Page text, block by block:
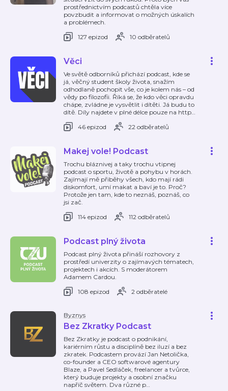
prostřednictvím podcastů chtěla více
povzbudit a informovat o možných úskalích
a problémech.
127 epizod
10 odběratelů
Věci
Ve světě odborníků přichází podcast, kde se
já, věčný student školy života, snažím
odhodlaně pochopit vše, co je kolem nás – od
vědy po filozofii. Říká se, že kdo věci opravdu
chápe, zvládne je vysvětlit i dítěti. Já budu to
dítě. Díly najdete v plné délce pouze na http…
46 epizod
22 odběratelů
Makej vole! Podcast
Trochu bláznivej a taky trochu vtipnej
podcast o sportu, životě a pohybu v horách.
Zajímají mě přiběhy všech, kdo mají rádi
diskomfort, umí makat a baví je to. Proč?
Protože jen tam, kde to neznáš, poznáš, co
jsi zač.
114 epizod
112 odběratelů
Podcast plný života
Podcast plný života přináší rozhovory z
prostředí univerzity o zajímavých tématech,
projektech i akcích. S moderátorem
Adamem Cardou.
108 epizod
2 odběratelé
Byznys
Bez Zkratky Podcast
Bez Zkratky je podcast o podnikání,
kariérním růstu a disciplíně bez iluzí a bez
zkratek. Podcastem provází Jan Netolička,
co-founder a CEO softwarové agentury
Blaze, a Pavel Sedláček, freelancer a tvůrce,
který buduje projekty a osobní značku
napříč světem. Dva různé p…